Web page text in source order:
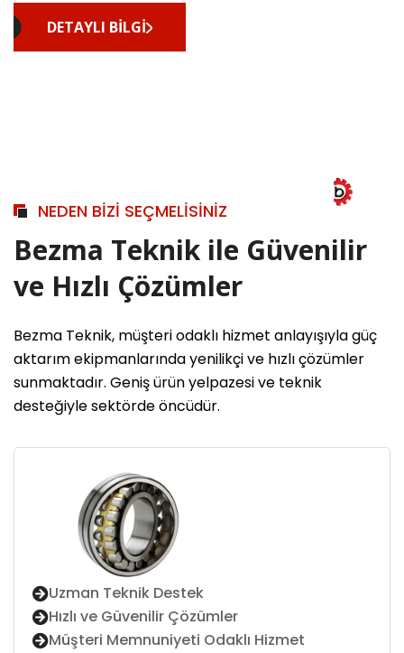
DETAYLI BILGI
NEDEN BİZİ SEÇMELİSİNİZ
Bezma Teknik ile Güvenilir
ve Hızlı Çözümler
Bezma Teknik, müşteri odaklı hizmet anlayışıyla güç
aktarım ekipmanlarında yenilikçi ve hızlı çözümler
sunmaktadır. Geniş ürün yelpazesi ve teknik
desteğiyle sektörde öncüdür.
Uzman Teknik Destek
Hızlı ve Güvenilir Çözümler
Müşteri Memnuniyeti Odaklı Hizmet